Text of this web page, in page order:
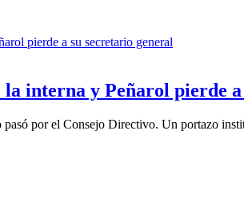
interna y Peñarol pierde
por el Consejo Directivo. Un portazo